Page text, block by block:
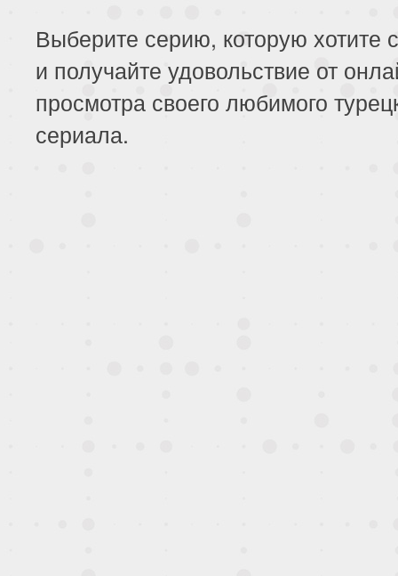
Выберите серию, которую хотите
и получайте удовольствие от
просмотра своего любимого
сериала.